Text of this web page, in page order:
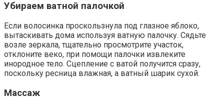
Убираем ватной палочкой
Если волосинка проскользнула под глазное яблоко,
вытаскивать дома используя ватную палочку. Сядьте
возле зеркала, тщательно просмотрите участок,
отклоните веко, при помощи палочки извлеките
инородное тело. Сцепление с ватой получится сразу,
поскольку ресница влажная, а ватный шарик сухой.
Массаж